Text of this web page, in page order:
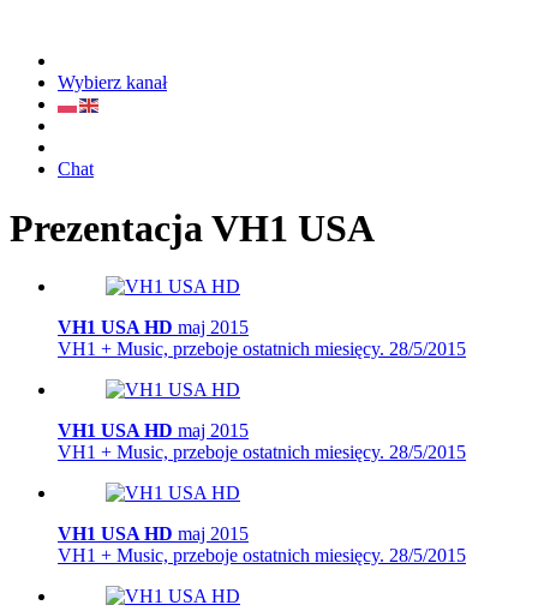
Wybierz kanał
Chat
Prezentacja VH1 USA
VH1 USA HD maj 2015
VH1 + Music, przeboje ostatnich miesięcy. 28/5/2015
VH1 USA HD maj 2015
VH1 + Music, przeboje ostatnich miesięcy. 28/5/2015
VH1 USA HD maj 2015
VH1 + Music, przeboje ostatnich miesięcy. 28/5/2015